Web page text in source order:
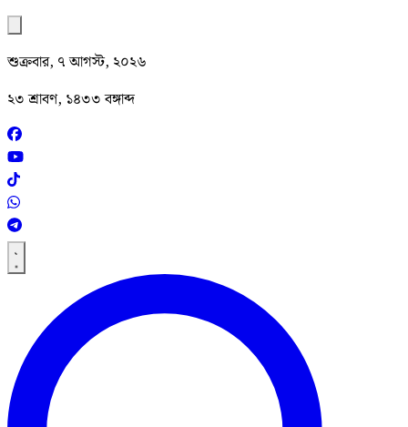
শুক্রবার, ৭ আগস্ট, ২০২৬
২৩ শ্রাবণ, ১৪৩৩ বঙ্গাব্দ